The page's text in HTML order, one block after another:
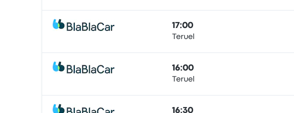
17:00
Teruel
16:00
Teruel
16:30